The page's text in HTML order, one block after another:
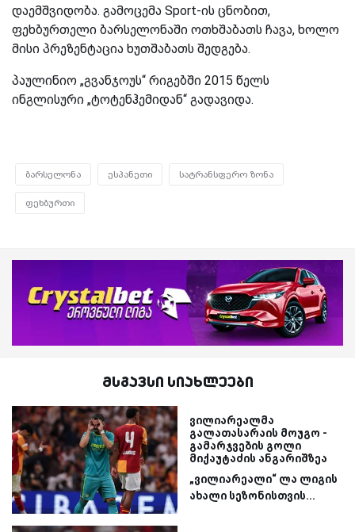
დაემშვიდობა. გამოცემა Sport-ის ცნობით,
ფეხბურთელი ბარსელონაში ოთხშაბათს ჩავა, ხოლო
მისი პრეზენტაცია ხუთშაბათს შედგება.
პაულინიო „გვანჯოუს“ რიგებში 2015 წელს
ინგლისური „ტოტენჰემიდან“ გადავიდა.
ბარსელონა ესპანეთი სატრანსფერო ზონა
ფეხბურთი
მსგავსი სიახლეები
ვილიარეალმა
გალათასარაის მოუგო -
გამარჯვების გოლი
მიქაუტაძის ანგარიშზეა
„ვილიარეალი“ ლა ლიგის
ახალი სეზონისთვის...